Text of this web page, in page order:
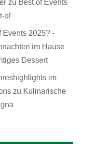
zu Best of Events
of
Events 2025? -
im Hause
Dessert
im
zu Kulinarische